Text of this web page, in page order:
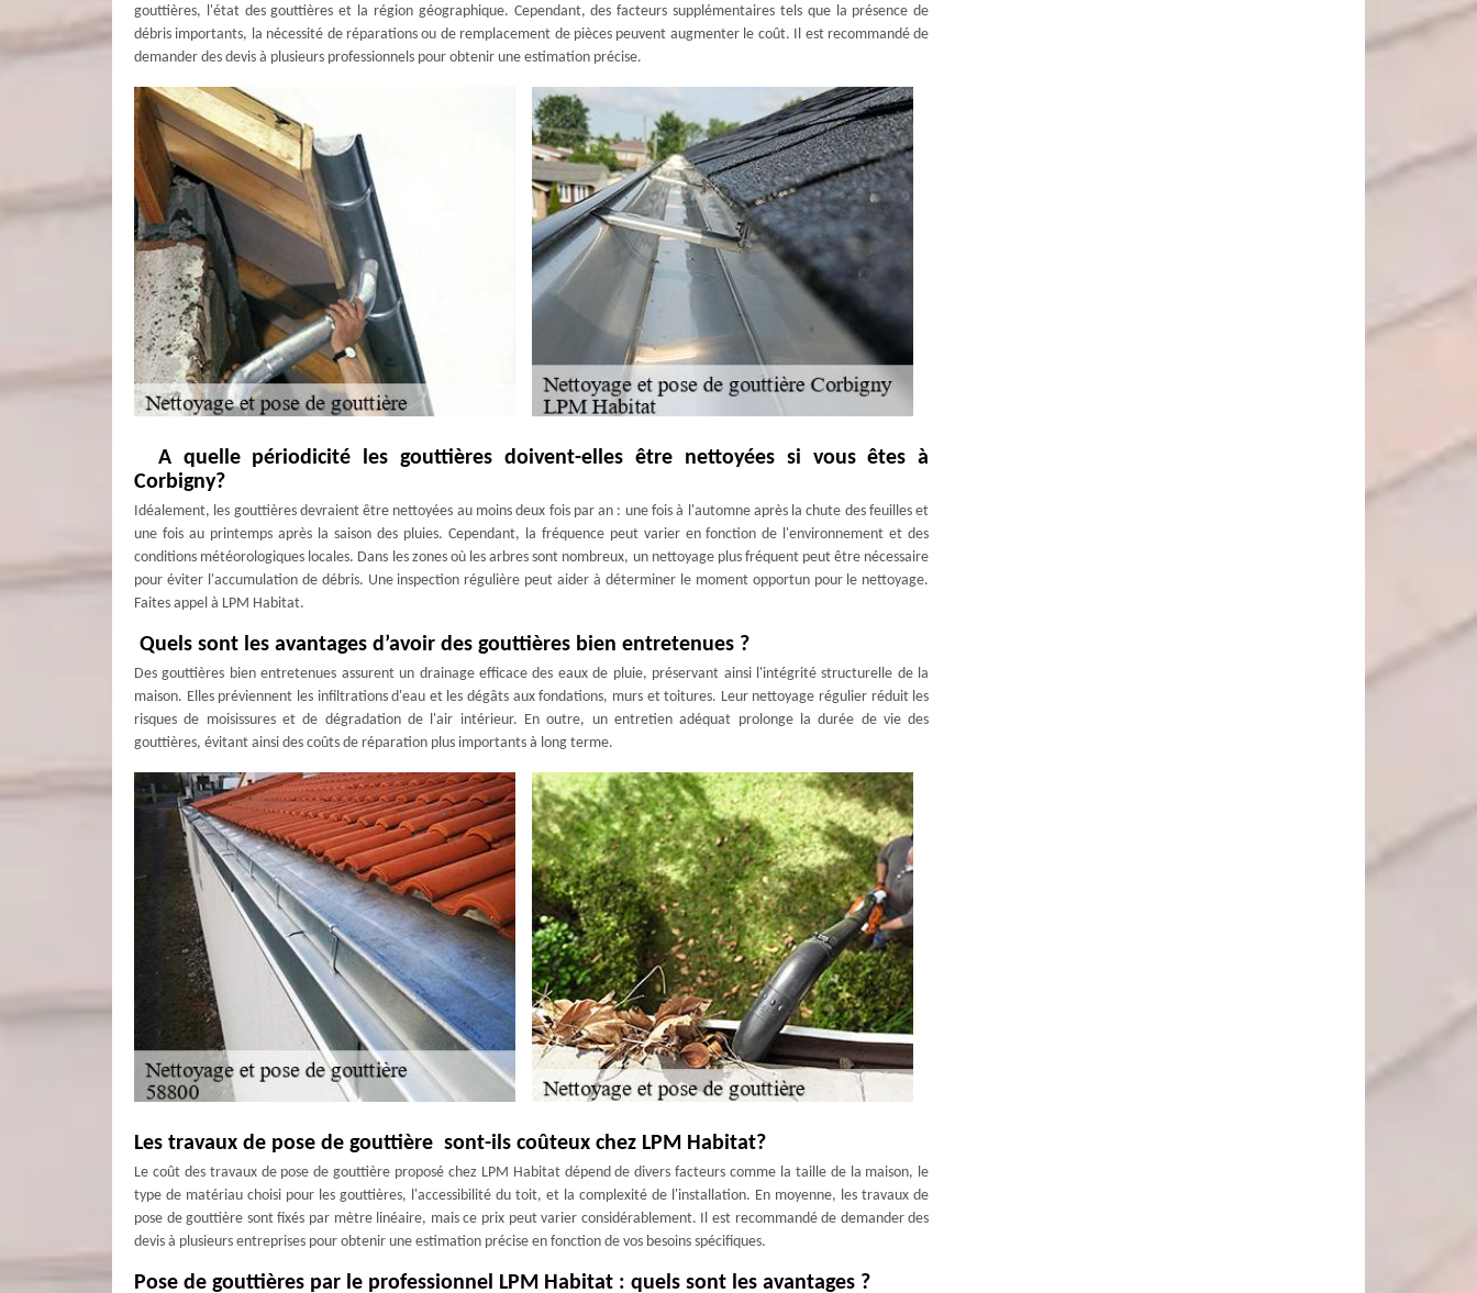
gouttières, l'état des gouttières et la région géographique. Cependant, des facteurs supplémentaires tels que la présence de
débris importants, la nécessité de réparations ou de remplacement de pièces peuvent augmenter le coût. Il est recommandé de
demander des devis à plusieurs professionnels pour obtenir une estimation précise.
A quelle périodicité les gouttières doivent-elles être nettoyées si vous êtes à
Corbigny?
Idéalement, les gouttières devraient être nettoyées au moins deux fois par an : une fois à l'automne après la chute des feuilles et
une fois au printemps après la saison des pluies. Cependant, la fréquence peut varier en fonction de l'environnement et des
conditions météorologiques locales. Dans les zones où les arbres sont nombreux, un nettoyage plus fréquent peut être nécessaire
pour éviter l'accumulation de débris. Une inspection régulière peut aider à déterminer le moment opportun pour le nettoyage.
Faites appel à LPM Habitat.
Quels sont les avantages d’avoir des gouttières bien entretenues ?
Des gouttières bien entretenues assurent un drainage efficace des eaux de pluie, préservant ainsi l'intégrité structurelle de la
maison. Elles préviennent les infiltrations d'eau et les dégâts aux fondations, murs et toitures. Leur nettoyage régulier réduit les
risques de moisissures et de dégradation de l'air intérieur. En outre, un entretien adéquat prolonge la durée de vie des
gouttières, évitant ainsi des coûts de réparation plus importants à long terme.
Les travaux de pose de gouttière sont-ils coûteux chez LPM Habitat?
Le coût des travaux de pose de gouttière proposé chez LPM Habitat dépend de divers facteurs comme la taille de la maison, le
type de matériau choisi pour les gouttières, l'accessibilité du toit, et la complexité de l'installation. En moyenne, les travaux de
pose de gouttière sont fixés par mètre linéaire, mais ce prix peut varier considérablement. Il est recommandé de demander des
devis à plusieurs entreprises pour obtenir une estimation précise en fonction de vos besoins spécifiques.
Pose de gouttières par le professionnel LPM Habitat : quels sont les avantages ?